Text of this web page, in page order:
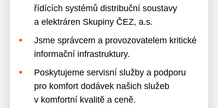
řídících systémů distribuční soustavy
a elektráren Skupiny ČEZ, a.s.
Jsme správcem a provozovatelem kritické
informační infrastruktury.
Poskytujeme servisní služby a podporu
pro komfort dodávek našich služeb
v komfortní kvalitě a ceně.